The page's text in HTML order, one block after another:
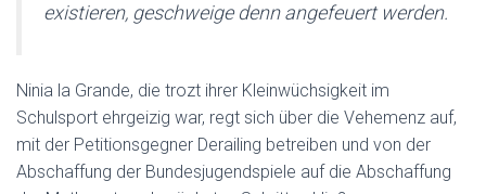
existieren, geschweige denn angefeuert werden.
Ninia la Grande, die trozt ihrer Kleinwüchsigkeit im
Schulsport ehrgeizig war, regt sich über die Vehemenz auf,
mit der Petitionsgegner Derailing betreiben und von der
Abschaffung der Bundesjugendspiele auf die Abschaffung